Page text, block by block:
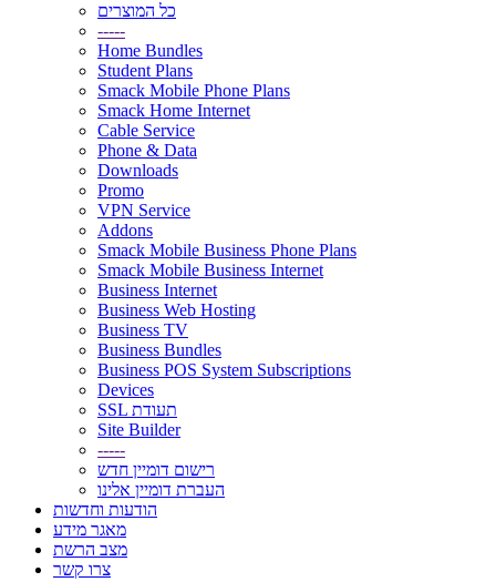
כל המוצרים
-----
Home Bundles
Student Plans
Smack Mobile Phone Plans
Smack Home Internet
Cable Service
Phone & Data
Downloads
Promo
VPN Service
Addons
Smack Mobile Business Phone Plans
Smack Mobile Business Internet
Business Internet
Business Web Hosting
Business TV
Business Bundles
Business POS System Subscriptions
Devices
SSL תעודת
Site Builder
-----
רישום דומיין חדש
העברת דומיין אלינו
הודעות וחדשות
מאגר מידע
מצב הרשת
צרו קשר